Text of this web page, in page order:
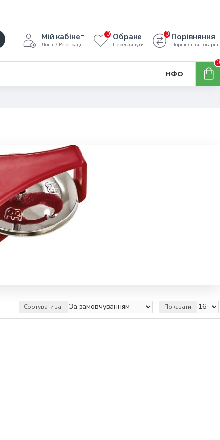
Мій кабінет
Логін / Реєстрація
Обране
Переглянути
0 Порівняння
Порівняння товарів
0
ІНФО
0
Сортувати за: Показати: